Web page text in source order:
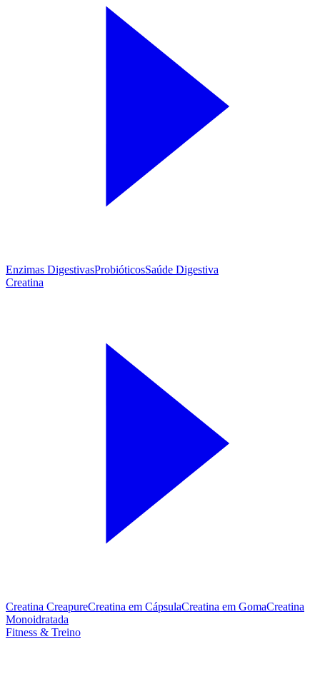
Enzimas DigestivasProbióticosSaúde Digestiva
Creatina
Creatina CreapureCreatina em CápsulaCreatina em GomaCreatina
Monoidratada
Fitness & Treino